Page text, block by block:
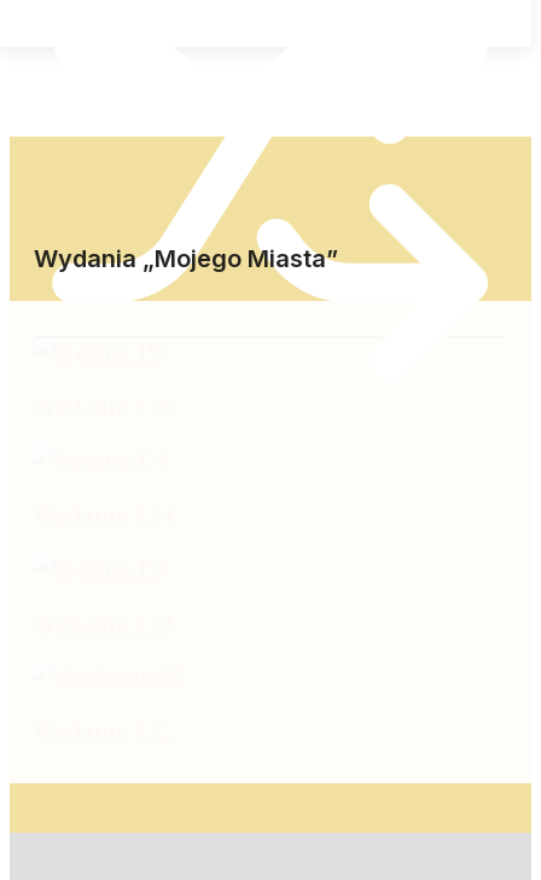
Wydania „Mojego Miasta”